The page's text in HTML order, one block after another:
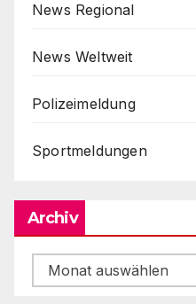
News Regional
News Weltweit
Polizeimeldung
Sportmeldungen
Archiv
Archiv